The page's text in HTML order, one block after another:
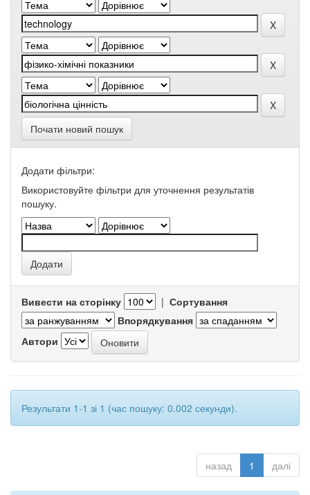
Почати новий пошук
Додати фільтри:
Використовуйте фільтри для уточнення результатів
пошуку.
Вивести на сторінку | Сортування
Впорядкування
Автори
Результати 1-1 зі 1 (час пошуку: 0.002 секунди).
назад 1 далі